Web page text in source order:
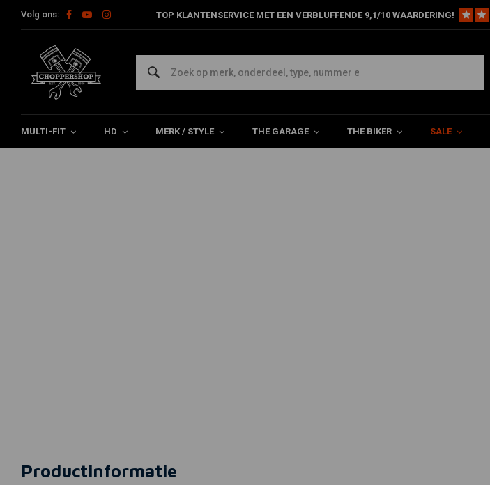
Volg ons: TOP KLANTENSERVICE MET EEN VERBLUFFENDE 9,1/10 WAARDERING!
MULTI-FIT HD MERK / STYLE THE GARAGE THE BIKER SALE
Home Multi-fit Kuipdelen & Schermen Windschermen Clamps For Non-Tubular Bar
NATIONAL CYCLE
Clamps For Non-Tubular Bar
Productinformatie